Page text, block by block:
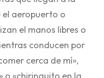
el aeropuerto o
el manos libres o
conducen por
cerca de mí»,